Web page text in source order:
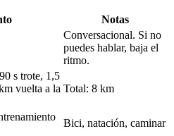
Notas
Conversacional. Si no
puedes hablar, baja el
ritmo.
s trote, 1,5
vuelta a la Total: 8 km
Bici, natación, caminar